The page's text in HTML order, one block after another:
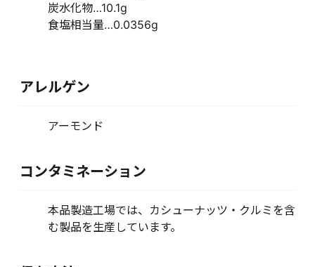
炭水化物…10.1g
食塩相当量…0.0356g
アレルゲン
アーモンド
コンタミネーション
本品製造工場では、カシューナッツ・クルミを含
む製品を生産しています。